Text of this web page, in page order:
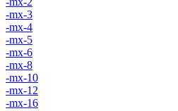
-mx-3
-mx-4
-mx-5
-mx-6
-mx-8
-mx-10
-mx-12
-mx-16